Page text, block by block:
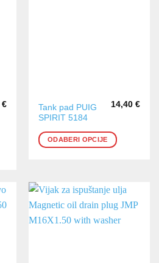
€
Tank pad PUIG
SPIRIT 5184
14,40 €
ODABERI OPCIJE
Ovaj
proizvod
ima
više
mogu
odabrati
na